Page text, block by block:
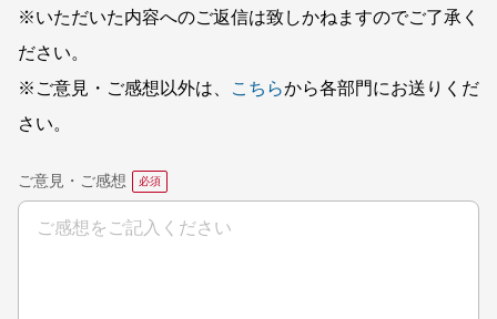
※いただいた内容へのご返信は致しかねますのでご了承く
ださい。
※ご意見・ご感想以外は、
こちらから各部門にお送りくだ
さい。
ご意見・ご感想